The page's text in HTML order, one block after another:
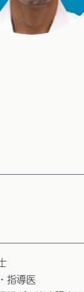
指導医